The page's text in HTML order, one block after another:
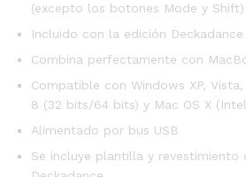
(excepto los botones Mode y Shift)
Incluido con la edición Deckadance
Combina perfectamente con
Compatible con Windows XP,
8 (32 bits/64 bits) y Mac OS X
Alimentado por bus USB
Se incluye plantilla y revestimiento